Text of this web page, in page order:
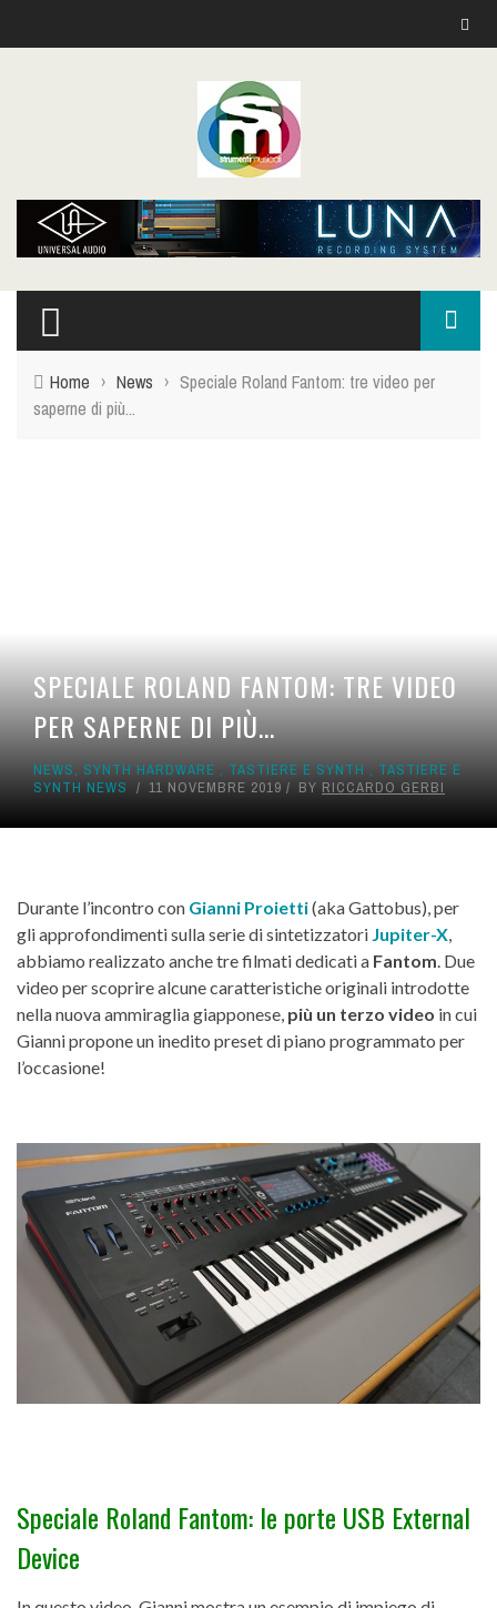
Home › News › Speciale Roland Fantom: tre video per
saperne di più...
SPECIALE ROLAND FANTOM: TRE VIDEO
PER SAPERNE DI PIÙ...
NEWS, SYNTH HARDWARE , TASTIERE E SYNTH , TASTIERE E
SYNTH NEWS
11 NOVEMBRE 2019 BY RICCARDO GERBI
Durante l’incontro con Gianni Proietti(aka Gattobus), per
gli approfondimenti sulla serie di sintetizzatori Jupiter-X
abbiamo realizzato anche tre filmati dedicati a Fantom . Due
video per scoprire alcune caratteristiche originali introdotte
nella nuova ammiraglia giapponese, più un terzo video in cui
Gianni propone un inedito preset di piano programmato per
l’occasione!
Speciale Roland Fantom: le porte USB External
Device